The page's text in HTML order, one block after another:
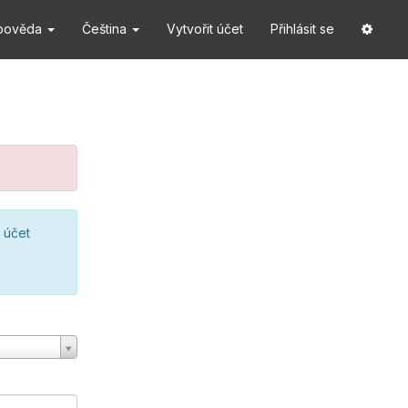
Čeština Vytvořit účet Přihlásit se
účet